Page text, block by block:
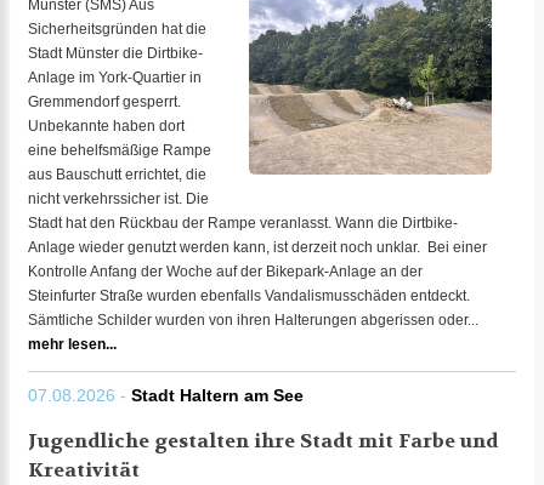
Münster (SMS) Aus
Sicherheitsgründen hat die
Stadt Münster die Dirtbike-
Anlage im York-Quartier in
Gremmendorf gesperrt.
Unbekannte haben dort
eine behelfsmäßige Rampe
aus Bauschutt errichtet, die
nicht verkehrssicher ist. Die
Stadt hat den Rückbau der Rampe veranlasst. Wann die Dirtbike-
Anlage wieder genutzt werden kann, ist derzeit noch unklar. Bei einer
Kontrolle Anfang der Woche auf der Bikepark-Anlage an der
Steinfurter Straße wurden ebenfalls Vandalismusschäden entdeckt.
Sämtliche Schilder wurden von ihren Halterungen abgerissen oder...
mehr lesen...
07.08.2026 - Stadt Haltern am See
Jugendliche gestalten ihre Stadt mit Farbe und
Kreativität